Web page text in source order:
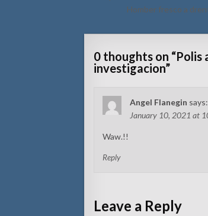
navigationHomber fresco a
0 thoughts on “Polis
investigacion”
Angel Flanegin says:
January 10, 2021 at
Waw.!!
Reply
Leave a Reply